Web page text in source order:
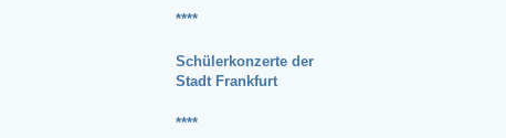
****
Schülerkonzerte der
Stadt Frankfurt
****